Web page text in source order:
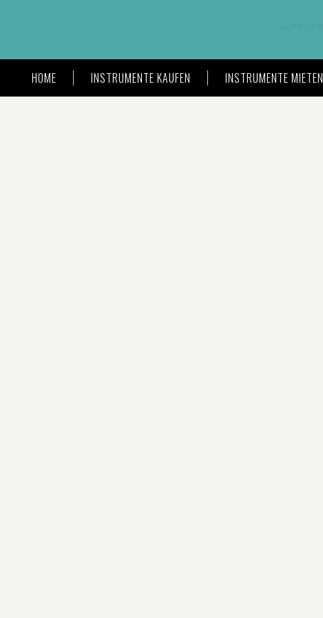
HOME INSTRUMENTE KAUFEN INSTRUMENTE MIETEN